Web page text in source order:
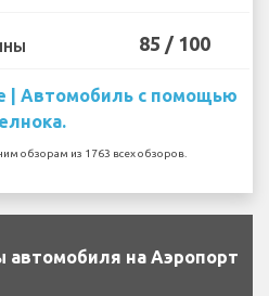
85 / 100
| Автомобиль с помощью
обзорам из 1763 всех обзоров.
автомобиля на Аэропорт